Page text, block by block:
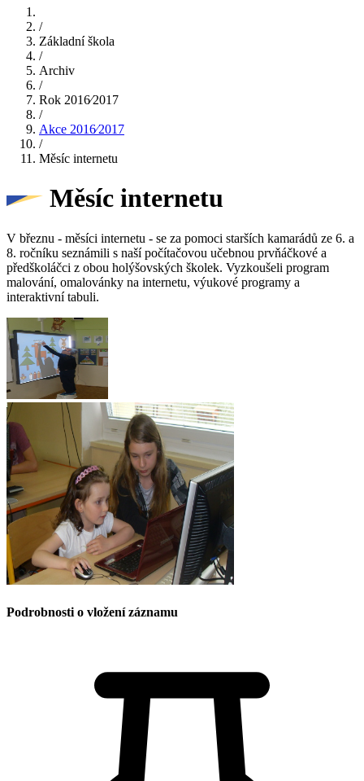
/
Základní škola
/
Archiv
/
Rok 2016⁄2017
/
Akce 2016⁄2017
/
Měsíc internetu
Měsíc internetu
V březnu - měsíci internetu - se za pomoci starších kamarádů ze 6. a
8. ročníku seznámili s naší počítačovou učebnou prvňáčkové a
předškoláčci z obou holýšovských školek. Vyzkoušeli program
malování, omalovánky na internetu, výukové programy a
interaktivní tabuli.
Podrobnosti o vložení záznamu